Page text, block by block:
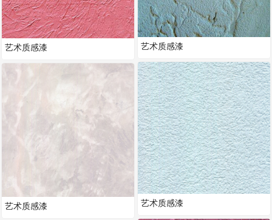
艺术质感漆
艺术质感漆
艺术质感漆
艺术质感漆